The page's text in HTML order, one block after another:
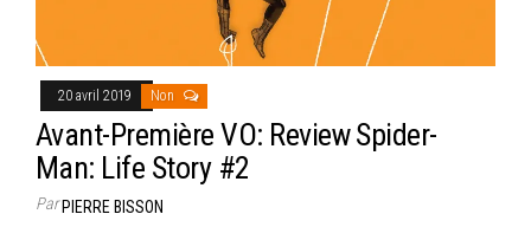
20 avril 2019 Non
Avant-Première VO: Review Spider-
Man: Life Story #2
ParPIERRE BISSON